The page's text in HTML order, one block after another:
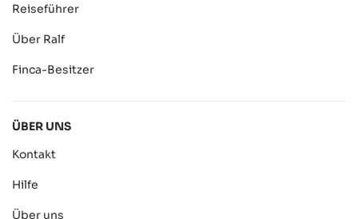
Reiseführer
Über Ralf
Finca-Besitzer
ÜBER UNS
Kontakt
Hilfe
Über uns